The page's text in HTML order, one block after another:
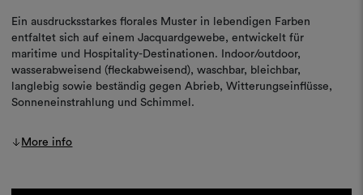
Ein ausdrucksstarkes florales Muster in lebendigen Farben
entfaltet sich auf einem Jacquardgewebe, entwickelt für
maritime und Hospitality-Destinationen. Indoor/outdoor,
wasserabweisend (fleckabweisend), waschbar, bleichbar,
langlebig sowie beständig gegen Abrieb, Witterungseinflüsse,
Sonneneinstrahlung und Schimmel.
More info